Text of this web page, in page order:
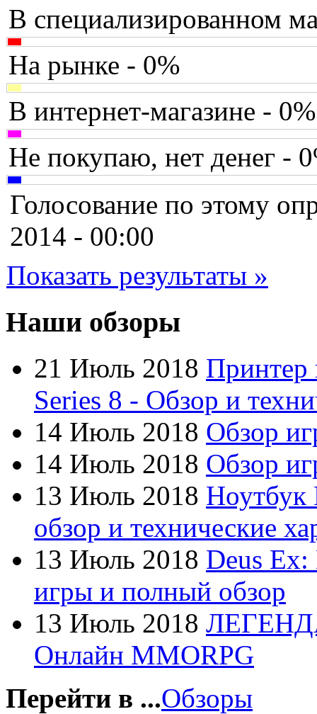
Brain(36)
Brava
Canyon
Cbr
Chicony
Codegen
Cooler master
Cube
Cyborg
Datex
Dell(6)
Dex
Everest(17)
Firtech
Flyper
Foxconn
Fujitsu
G-cube
Gelezka(4)
Gembird
Gemix
В специализированном
На рынке - 0%
В интернет-магазине - 0%
Не покупаю, нет денег -
Голосование по этому
2014 - 00:00
Показать результаты »
Наши обзоры
21 Июль 2018 Принтер
Series 8 - Обзор и
14 Июль 2018 Обзор
14 Июль 2018 Обзор
13 Июль 2018 Ноутбук
обзор и технические
13 Июль 2018 Deus
игры и полный обзор
13 Июль 2018
Онлайн MMORPG
Перейти в ...Обзоры